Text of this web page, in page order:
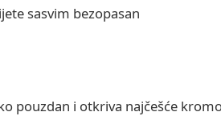
sasvim bezopasan
pouzdan i otkriva najčešće